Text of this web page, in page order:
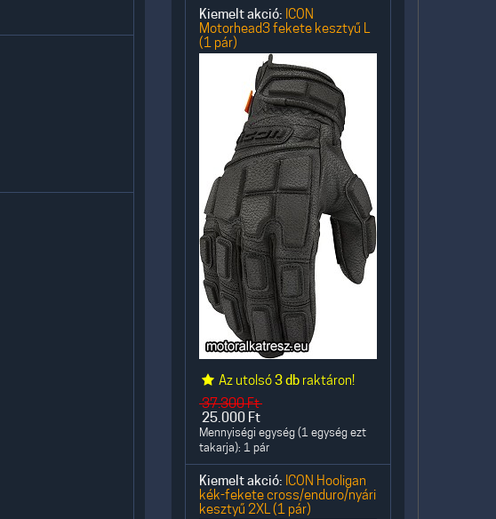
Kiemelt akció: ICON
Motorhead3 fekete kesztyű L
(1 pár)
Az utolsó3 db raktáron!
37.300Ft
25.000 Ft
Mennyiségi egység (1 egység ezt
takarja): 1 pár
Kiemelt akció: ICON Hooligan
kék-fekete cross/enduro/nyári
kesztyű 2XL (1 pár)